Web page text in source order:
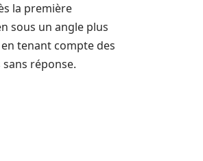
la première
sous un angle plus
tenant compte des
réponse.